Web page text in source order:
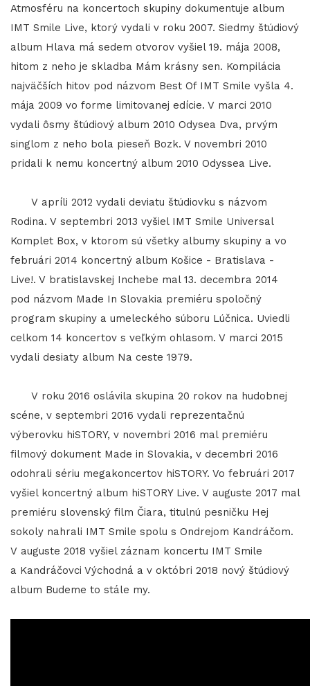
Atmosféru na koncertoch skupiny dokumentuje album
IMT Smile Live, ktorý vydali v roku 2007. Siedmy štúdiový
album Hlava má sedem otvorov vyšiel 19. mája 2008,
hitom z neho je skladba Mám krásny sen. Kompilácia
najväčších hitov pod názvom Best Of IMT Smile vyšla 4.
mája 2009 vo forme limitovanej edície. V marci 2010
vydali ôsmy štúdiový album 2010 Odysea Dva, prvým
singlom z neho bola pieseň Bozk. V novembri 2010
pridali k nemu koncertný album 2010 Odyssea Live.
V apríli 2012 vydali deviatu štúdiovku s názvom
Rodina. V septembri 2013 vyšiel IMT Smile Universal
Komplet Box, v ktorom sú všetky albumy skupiny a vo
februári 2014 koncertný album Košice - Bratislava -
Live!. V bratislavskej Inchebe mal 13. decembra 2014
pod názvom Made In Slovakia premiéru spoločný
program skupiny a umeleckého súboru Lúčnica. Uviedli
celkom 14 koncertov s veľkým ohlasom. V marci 2015
vydali desiaty album Na ceste 1979.
V roku 2016 oslávila skupina 20 rokov na hudobnej
scéne, v septembri 2016 vydali reprezentačnú
výberovku hiSTORY, v novembri 2016 mal premiéru
filmový dokument Made in Slovakia, v decembri 2016
odohrali sériu megakoncertov hiSTORY. Vo februári 2017
vyšiel koncertný album hiSTORY Live. V auguste 2017 mal
premiéru slovenský film Čiara, titulnú pesničku Hej
sokoly nahrali IMT Smile spolu s Ondrejom Kandráčom.
V auguste 2018 vyšiel záznam koncertu IMT Smile
a Kandráčovci Východná a v októbri 2018 nový štúdiový
album Budeme to stále my.